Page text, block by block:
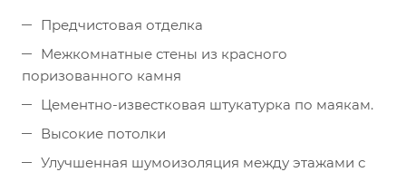
Предчистовая отделка
Межкомнатные стены из красного
поризованного камня
Цементно-известковая штукатурка по маякам.
Высокие потолки
Улучшенная шумоизоляция между этажами с